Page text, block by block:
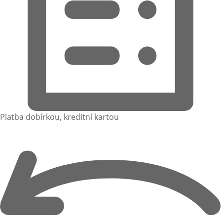
Platba dobírkou, kreditní kartou